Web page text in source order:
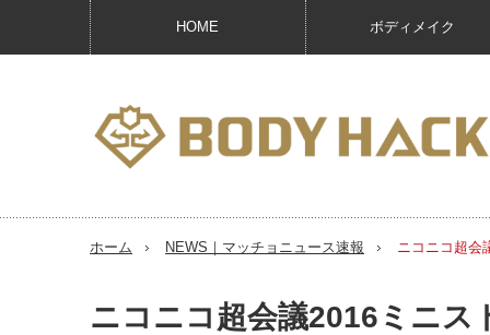
HOME ボディメイク
ホーム NEWS｜マッチョニュース速報 ニコニコ超会
ニコニコ超会議2016ミニ